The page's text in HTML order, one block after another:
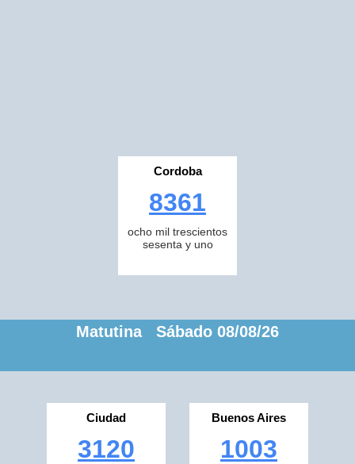
Cordoba
8361
ocho mil trescientos
sesenta y uno
Matutina Sábado 08/08/26
Ciudad
3120
Buenos Aires
1003